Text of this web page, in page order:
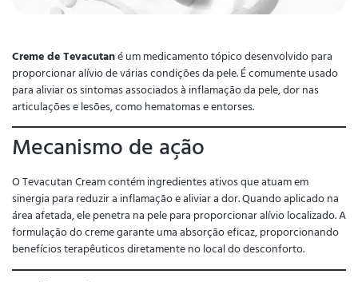
Creme de Tevacutané um medicamento tópico desenvolvido para
proporcionar alívio de várias condições da pele. É comumente usado
para aliviar os sintomas associados à inflamação da pele, dor nas
articulações e lesões, como hematomas e entorses.
Mecanismo de ação
O Tevacutan Cream contém ingredientes ativos que atuam em
sinergia para reduzir a inflamação e aliviar a dor. Quando aplicado na
área afetada, ele penetra na pele para proporcionar alívio localizado. A
formulação do creme garante uma absorção eficaz, proporcionando
benefícios terapêuticos diretamente no local do desconforto.